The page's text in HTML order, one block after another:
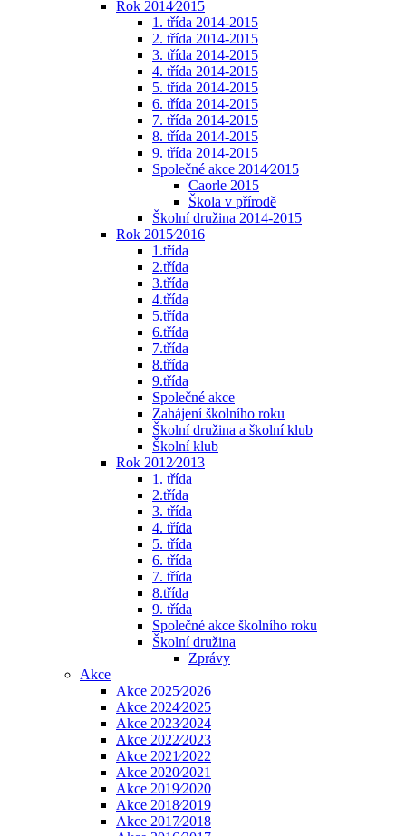
Rok 2014⁄2015
1. třída 2014-2015
2. třída 2014-2015
3. třída 2014-2015
4. třída 2014-2015
5. třída 2014-2015
6. třída 2014-2015
7. třída 2014-2015
8. třída 2014-2015
9. třída 2014-2015
Společné akce 2014⁄2015
Caorle 2015
Škola v přírodě
Školní družina 2014-2015
Rok 2015⁄2016
1.třída
2.třída
3.třída
4.třída
5.třída
6.třída
7.třída
8.třída
9.třída
Společné akce
Zahájení školního roku
Školní družina a školní klub
Školní klub
Rok 2012⁄2013
1. třída
2.třída
3. třída
4. třída
5. třída
6. třída
7. třída
8.třída
9. třída
Společné akce školního roku
Školní družina
Zprávy
Akce
Akce 2025⁄2026
Akce 2024⁄2025
Akce 2023⁄2024
Akce 2022⁄2023
Akce 2021⁄2022
Akce 2020⁄2021
Akce 2019⁄2020
Akce 2018⁄2019
Akce 2017⁄2018